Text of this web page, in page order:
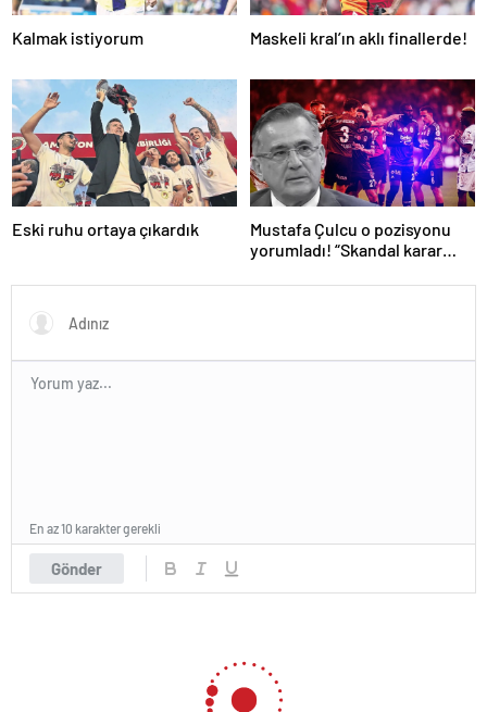
Kalmak istiyorum Maskeli kral’ın aklı finallerde!
Eski ruhu ortaya çıkardık
Mustafa Çulcu o pozisyonu
yorumladı! “Skandal karar
Gönder
En az 10 karakter gerekli